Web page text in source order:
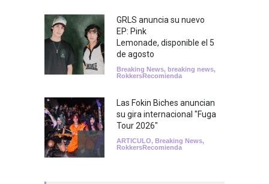
GRLS anuncia su nuevo
EP: Pink
Lemonade, disponible el 5
de agosto
Breaking News, breaking news,
RokkersRecomienda
Las Fokin Biches anuncian
su gira internacional "Fuga
Tour 2026"
ARTICULO, Breaking News,
RokkersRecomienda